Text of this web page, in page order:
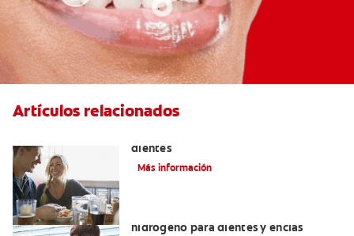
Artículos relacionados
dientes
Más información
hidrógeno para dientes y encías